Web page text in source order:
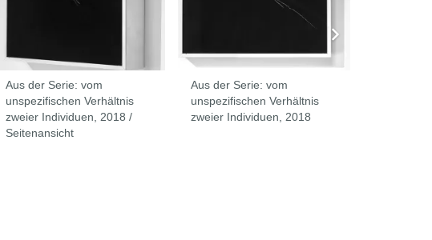
Aus der Serie: vom
unspezifischen Verhältnis
zweier Individuen, 2018 /
Seitenansicht
Aus der Serie: vom
unspezifischen Verhältnis
zweier Individuen, 2018